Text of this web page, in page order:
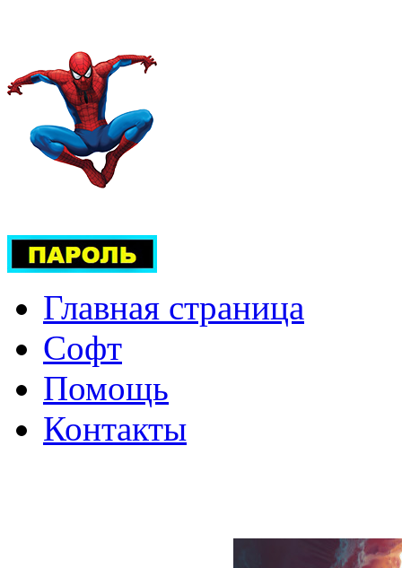
Главная страница
Софт
Помощь
Контакты